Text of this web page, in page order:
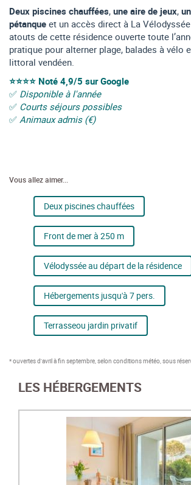
Deux piscines chauffées, une aire de jeux,
pétanque et un accès direct à La
atouts de cette résidence ouverte toute
pratique pour alterner plage, balades à vélo
littoral vendéen.
⭐⭐⭐⭐ Noté 4,9/5 sur Google
✅ Disponible à l'année
✅ Courts séjours possibles
✅ Animaux admis (€)
Vous allez aimer...
Deux piscines chauffées
Front de mer à 250 m
Vélodyssée au départ de la résidence
Hébergements jusqu'à 7 pers.
Terrasseou jardin privatif
* ouvertes d'avril à fin septembre, selon conditions météo, sous
LES HÉBERGEMENTS